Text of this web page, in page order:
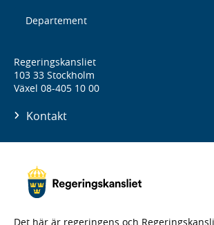
Departement
Regeringskansliet
103 33 Stockholm
Växel 08-405 10 00
Kontakt
Det här är regeringens och